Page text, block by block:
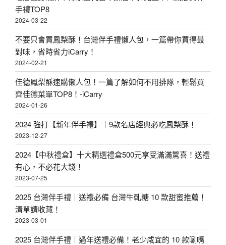
手禮TOP8
2024-03-22
不要只會買鳳梨酥！台灣伴手禮懶人包，一篇帶你買得最
對味，省時省力iCarry！
2024-02-21
佳德鳳梨酥速購懶人包！一篇了解如何不用排隊，輕鬆買
齊佳德菜單TOP8！-iCarry
2024-01-26
2024 強打【新年伴手禮】｜9款名店經典必吃鳳梨酥！
2023-12-27
2024【中秋禮盒】十大精選禮盒500元享受滿滿驚喜！送禮
有心，不必花大錢！
2023-07-25
2025 台灣伴手禮｜送禮必備 台灣牛軋糖 10 款甜蜜推薦！
清單請收藏！
2023-03-01
2025 台灣伴手禮｜過年送禮必備！老少咸宜的 10 款唰嘴